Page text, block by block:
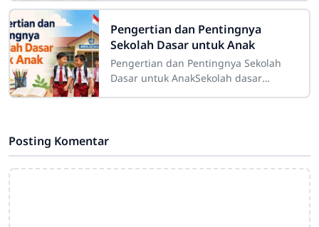
yang memiliki tempat istimewa dalam
perjalanan
Pengertian dan Pentingnya
Sekolah Dasar untuk Anak
Pengertian dan Pentingnya Sekolah
Dasar untuk AnakSekolah dasar
Posting Komentar